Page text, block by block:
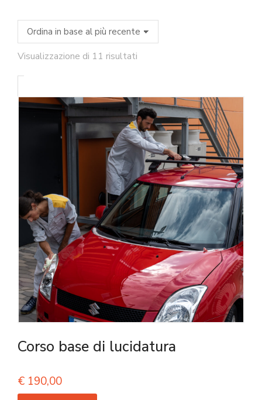
Visualizzazione di 11 risultati
Corso base di lucidatura
€ 190,00